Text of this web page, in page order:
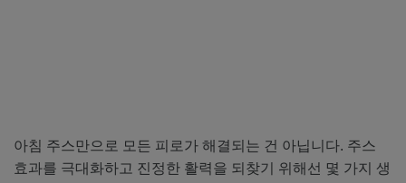
아침 주스만으로 모든 피로가 해결되는 건 아닙니다. 주스
효과를 극대화하고 진정한 활력을 되찾기 위해선 몇 가지 생